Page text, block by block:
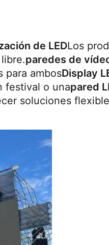
de LEDLos
paredes de
para ambosDisplay
festival o unapared
soluciones